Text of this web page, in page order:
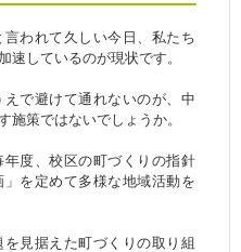
言われて久しい今日、私たち
速しているのが現状です。
で避けて通れないのが、中
施策ではないでしょうか。
度、校区の町づくりの指針
を定めて多様な地域活動を
見据えた町づくりの取り組